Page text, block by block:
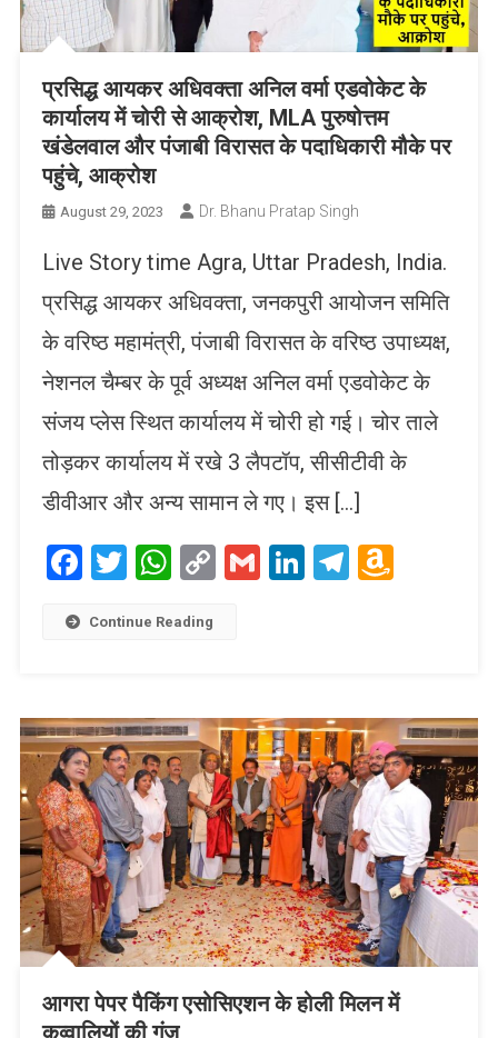
प्रसिद्ध आयकर अधिवक्ता अनिल वर्मा एडवोकेट के
कार्यालय में चोरी से आक्रोश, MLA पुरुषोत्तम
खंडेलवाल और पंजाबी विरासत के पदाधिकारी मौके पर
पहुंचे, आक्रोश
August 29, 2023 Dr. Bhanu Pratap Singh
Live Story time Agra, Uttar Pradesh, India.
प्रसिद्ध आयकर अधिवक्ता, जनकपुरी आयोजन समिति
के वरिष्ठ महामंत्री, पंजाबी विरासत के वरिष्ठ उपाध्यक्ष,
नेशनल चैम्बर के पूर्व अध्यक्ष अनिल वर्मा एडवोकेट के
संजय प्लेस स्थित कार्यालय में चोरी हो गई। चोर ताले
तोड़कर कार्यालय में रखे 3 लैपटॉप, सीसीटीवी के
डीवीआर और अन्य सामान ले गए। इस […]
Facebook
Twitter
WhatsApp
CopyGmailLinkedIn
Telegram
Continue Reading
आगरा पेपर पैकिंग एसोसिएशन के होली मिलन में
कव्वालियों की गूंज